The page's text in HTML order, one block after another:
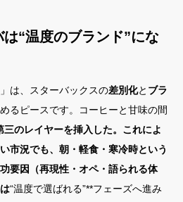
“温度のブランド”にな
は、スターバックスの差別化と ブラ
るピースです。コーヒーと甘味の間
三のレイヤーを挿入した。これによ
市況でも、朝・軽食・寒冷時という
要因（再現性・オペ・語られる体
“温度で選ばれる”**フェーズへ進み